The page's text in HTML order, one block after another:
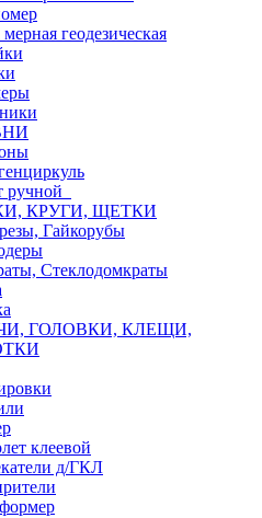
геодезическая
ручной
КРУГИ, ЩЕТКИ
Гайкорубы
Стеклодомкраты
ГОЛОВКИ, КЛЕЩИ,
клеевой
д/ГКЛ